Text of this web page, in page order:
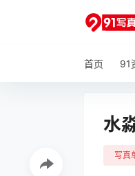
首页 91
水
写真